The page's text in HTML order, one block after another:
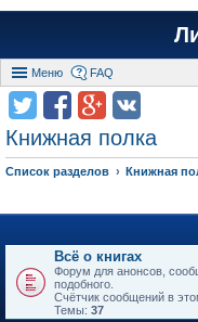
Меню FAQ
Книжная полка
Список разделов Книжная
Всё о книгах
Форум для анонсов,
подобного.
Счётчик сообщений в
Темы: 37